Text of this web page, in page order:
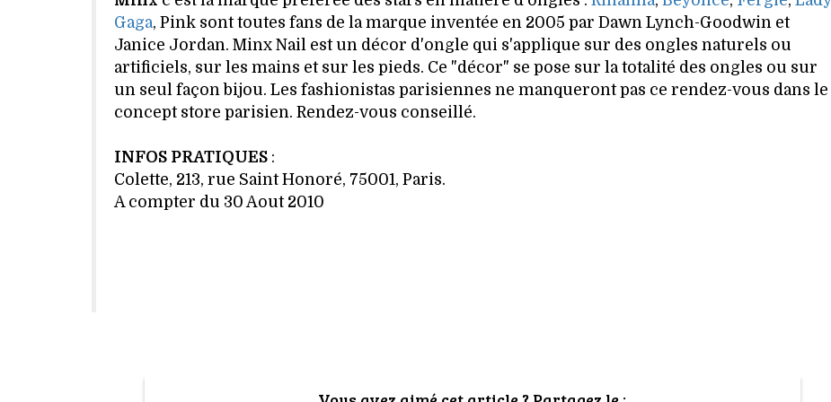
Gaga, Pink sont toutes fans de la marque inventée en 2005 par Dawn Lynch-Goodwin et
Janice Jordan. Minx Nail est un décor d'ongle qui s'applique sur des ongles naturels ou
artificiels, sur les mains et sur les pieds. Ce "décor" se pose sur la totalité des ongles ou sur
un seul façon bijou. Les fashionistas parisiennes ne manqueront pas ce rendez-vous dans le
concept store parisien. Rendez-vous conseillé.
INFOS PRATIQUES :
Colette, 213, rue Saint Honoré, 75001, Paris.
A compter du 30 Aout 2010